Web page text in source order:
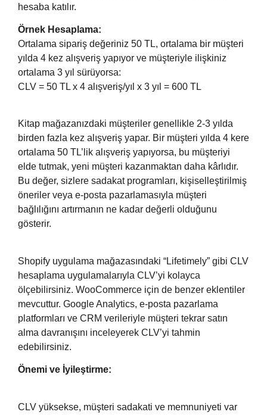
hesaba katılır.
Örnek Hesaplama:
Ortalama sipariş değeriniz 50 TL, ortalama bir müşteri
yılda 4 kez alışveriş yapıyor ve müşteriyle ilişkiniz
ortalama 3 yıl sürüyorsa:
CLV = 50 TL x 4 alışveriş/yıl x 3 yıl = 600 TL
Kitap mağazanızdaki müşteriler genellikle 2-3 yılda
birden fazla kez alışveriş yapar. Bir müşteri yılda 4 kere
ortalama 50 TL’lik alışveriş yapıyorsa, bu müşteriyi
elde tutmak, yeni müşteri kazanmaktan daha kârlıdır.
Bu değer, sizlere sadakat programları, kişiselleştirilmiş
öneriler veya e-posta pazarlamasıyla müşteri
bağlılığını artırmanın ne kadar değerli olduğunu
gösterir.
Shopify uygulama mağazasındaki “Lifetimely” gibi CLV
hesaplama uygulamalarıyla CLV’yi kolayca
ölçebilirsiniz. WooCommerce için de benzer eklentiler
mevcuttur. Google Analytics, e-posta pazarlama
platformları ve CRM verileriyle müşteri tekrar satın
alma davranışını inceleyerek CLV’yi tahmin
edebilirsiniz.
Önemi ve İyileştirme:
CLV yüksekse, müşteri sadakati ve memnuniyeti var